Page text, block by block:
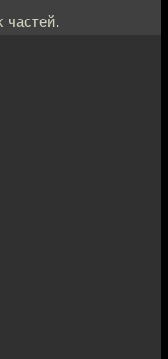
частей.